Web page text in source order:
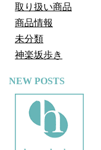
取り扱い商品
商品情報
未分類
神楽坂歩き
NEW POSTS